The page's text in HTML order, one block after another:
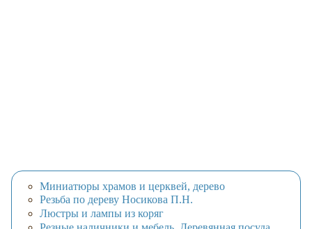
Миниатюры храмов и церквей, дерево
Резьба по дереву Носикова П.Н.
Люстры и лампы из коряг